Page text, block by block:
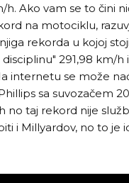
h. Ako vam se to čini
na motociklu,
rekorda u kojoj
291,98 km/h
internetu se može
sa suvozačem
no taj rekord nije
i Millyardov, no to je